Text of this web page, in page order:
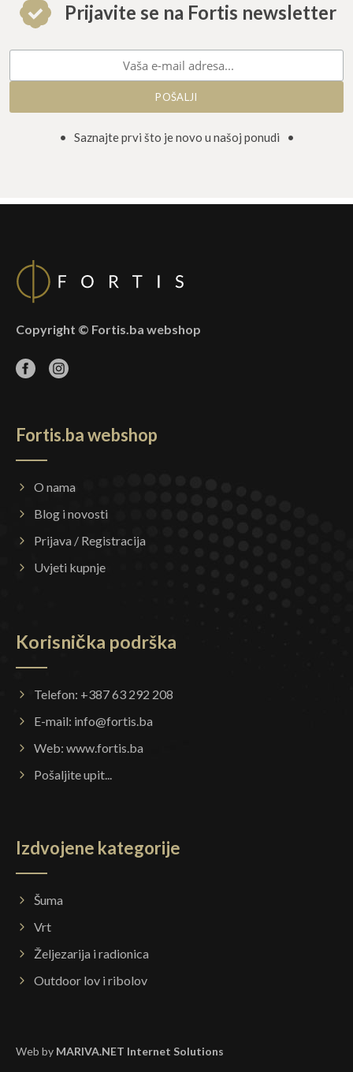
Prijavite se na Fortis newsletter
• Saznajte prvi što je novo u našoj ponudi •
Copyright © Fortis.ba webshop
Fortis.ba webshop
O nama
Blog i novosti
Prijava / Registracija
Uvjeti kupnje
Korisnička podrška
Telefon: +387 63 292 208
E-mail: info@fortis.ba
Web: www.fortis.ba
Pošaljite upit...
Izdvojene kategorije
Šuma
Vrt
Željezarija i radionica
Outdoor lov i ribolov
Web by MARIVA.NET Internet Solutions